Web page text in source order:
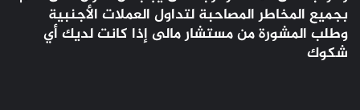
بجميع المخاطر المصاحبة لتداول العملات الأجنبية
وطلب المشورة من مستشار مالى إذا كانت لديك أي
شكوك